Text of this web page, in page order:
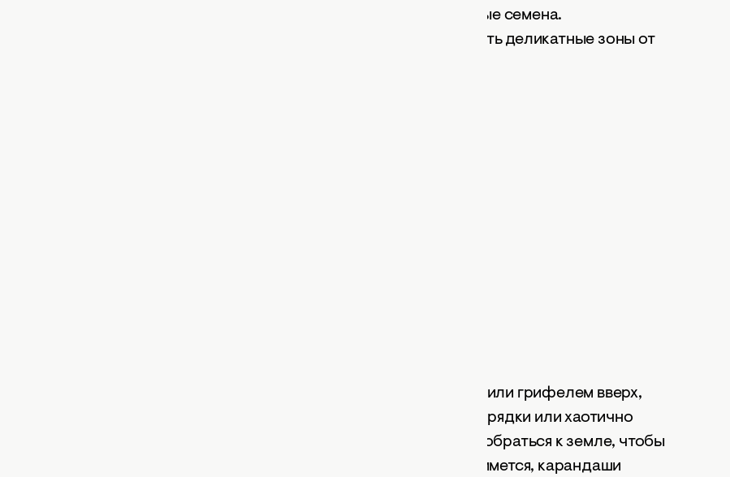
грядках, а птицы — выклевывать только что посеянные семена.
Своеобразный "еж" из карандашей поможет защитить деликатные зоны от
Вонзите длинные старые карандаши тупым концом (или грифелем вверх,
если они не слишком острые) плотно по периметру грядки или хаотично
между строчками посевов. Животные не смогут подобраться к земле, чтобы
навредить будущему урожаю, а когда рассада поднимется, карандаши